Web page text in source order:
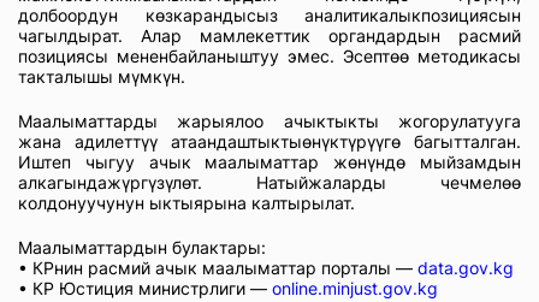
долбоордун көзкарандысыз аналитикалыкпозициясын
чагылдырат. Алар мамлекеттик органдардын расмий
позициясы мененбайланыштуу эмес. Эсептөө методикасы
такталышы мүмкүн.
Маалыматтарды жарыялоо ачыктыкты жогорулатууга
жана адилеттүү атаандаштыктыөнүктүрүүгө багытталган.
Иштеп чыгуу ачык маалыматтар жөнүндө мыйзамдын
алкагындажүргүзүлөт. Натыйжаларды чечмелөө
колдонуучунун ыктыярына калтырылат.
Маалыматтардын булактары:
• КРнин расмий ачык маалыматтар порталы — data.gov.kg
• КР Юстиция министрлиги — online.minjust.gov.kg